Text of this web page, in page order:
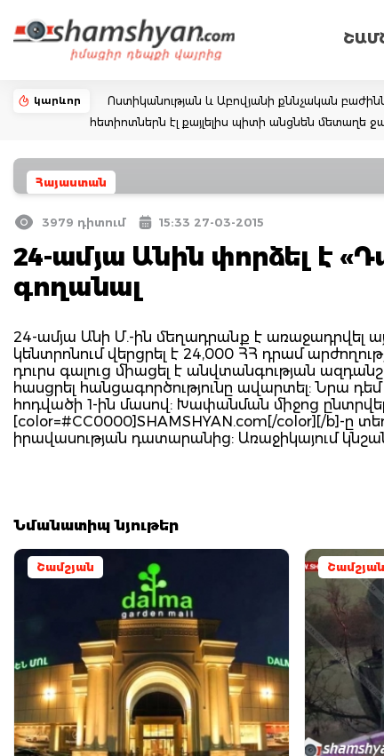
կարևոր
Ոստիկանության և Աբովյանի քննչական
հետիոտներն էլ քայլելիս պիտի անցնեն
Հայաստան
3979 դիտում 15:33 27-03-2015
24-ամյա Անին փորձել է
գողանալ
24-ամյա Անի Մ.-ին մեղադրանք է առաջադրվել
կենտրոնում վերցրել է 24,000 ՀՀ դրամ
դուրս գալուց միացել է անվտանգության
հասցրել հանցագործությունը ավարտել: Նրա
հոդվածի 1-ին մասով: Խափանման միջոց
[color=#CC0000]SHAMSHYAN.com[/color][/b]-
իրավասության դատարանից: Առաջիկայում
Նմանատիպ նյութեր
Շամշյան Շամշյան